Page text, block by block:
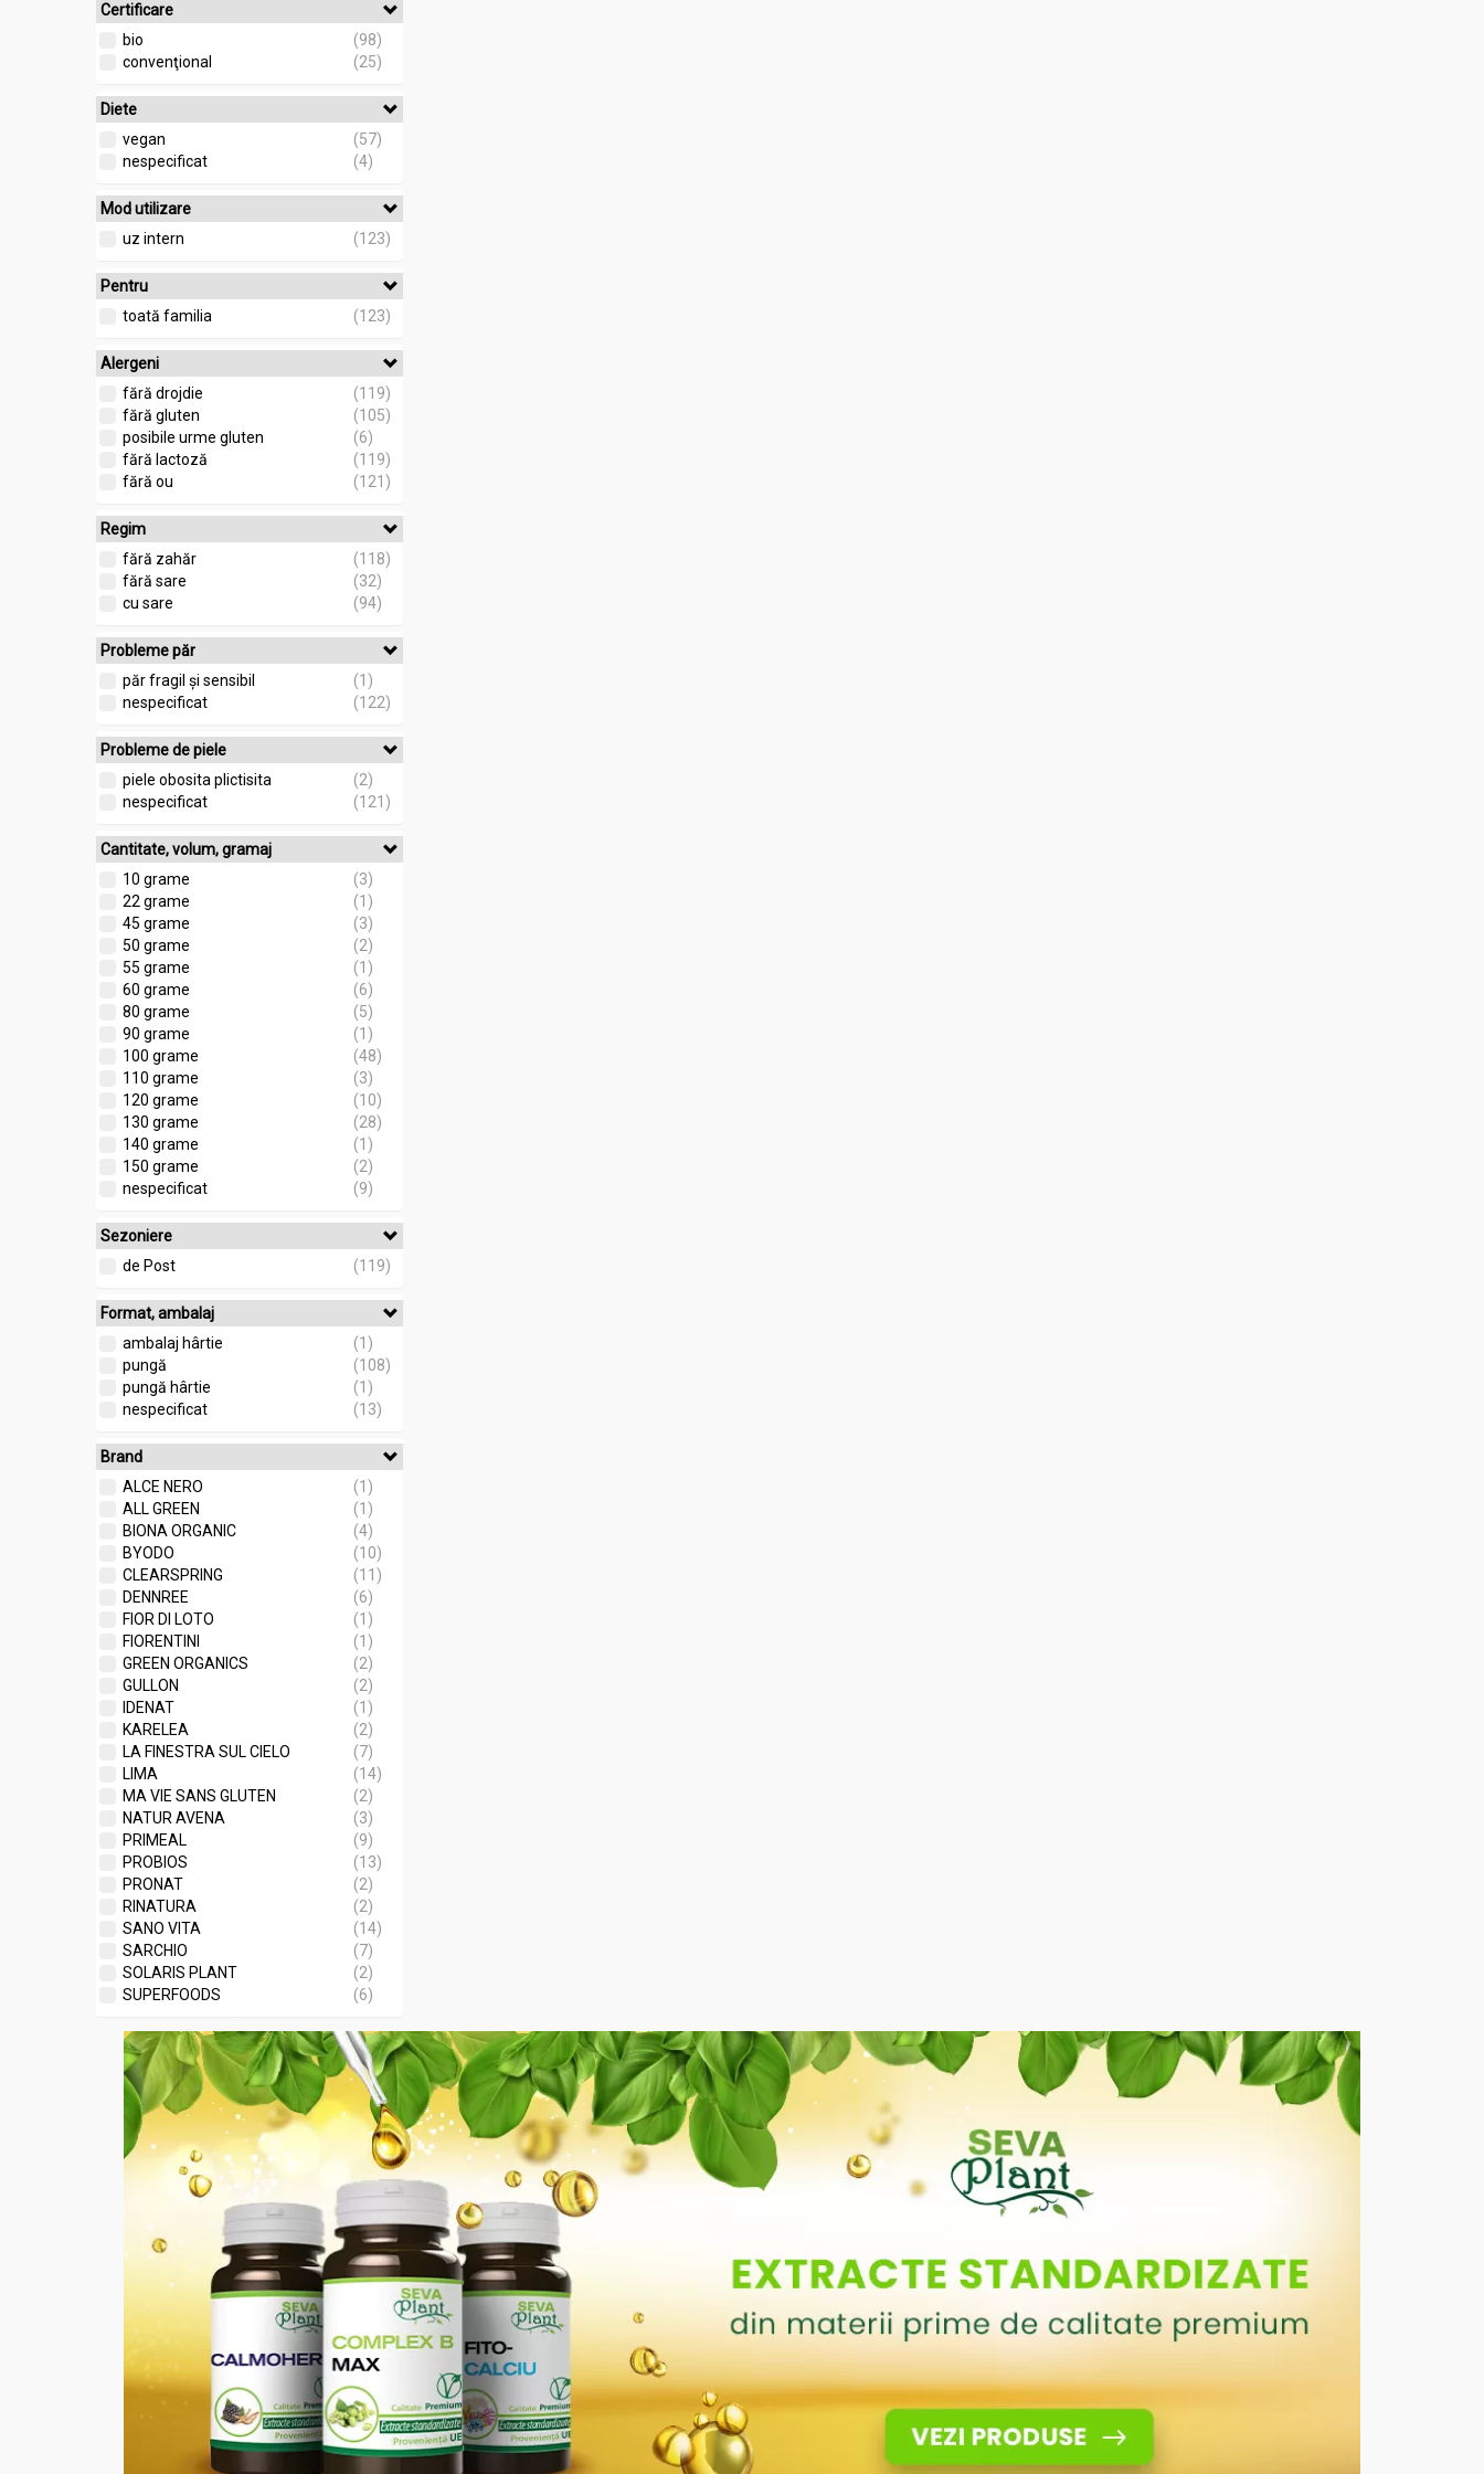
Certificare
bio
(98)
convenţional
(25)
Diete
vegan
(57)
nespecificat
(4)
Mod utilizare
uz intern
(123)
Pentru
toată familia
(123)
Alergeni
fără drojdie
(119)
fără gluten
(105)
posibile urme gluten
(6)
fără lactoză
(119)
fără ou
(121)
Regim
fără zahăr
(118)
fără sare
(32)
cu sare
(94)
Probleme păr
păr fragil și sensibil
(1)
nespecificat
(122)
Probleme de piele
piele obosita plictisita
(2)
nespecificat
(121)
Cantitate, volum, gramaj
10 grame
(3)
22 grame
(1)
45 grame
(3)
50 grame
(2)
55 grame
(1)
60 grame
(6)
80 grame
(5)
90 grame
(1)
100 grame
(48)
110 grame
(3)
120 grame
(10)
130 grame
(28)
140 grame
(1)
150 grame
(2)
nespecificat
(9)
Sezoniere
de Post
(119)
Format, ambalaj
ambalaj hârtie
(1)
pungă
(108)
pungă hârtie
(1)
nespecificat
(13)
Brand
ALCE NERO
(1)
ALL GREEN
(1)
BIONA ORGANIC
(4)
BYODO
(10)
CLEARSPRING
(11)
DENNREE
(6)
FIOR DI LOTO
(1)
FIORENTINI
(1)
GREEN ORGANICS
(2)
GULLON
(2)
IDENAT
(1)
KARELEA
(2)
LA FINESTRA SUL CIELO
(7)
LIMA
(14)
MA VIE SANS GLUTEN
(2)
NATUR AVENA
(3)
PRIMEAL
(9)
PROBIOS
(13)
PRONAT
(2)
RINATURA
(2)
SANO VITA
(14)
SARCHIO
(7)
SOLARIS PLANT
(2)
SUPERFOODS
(6)